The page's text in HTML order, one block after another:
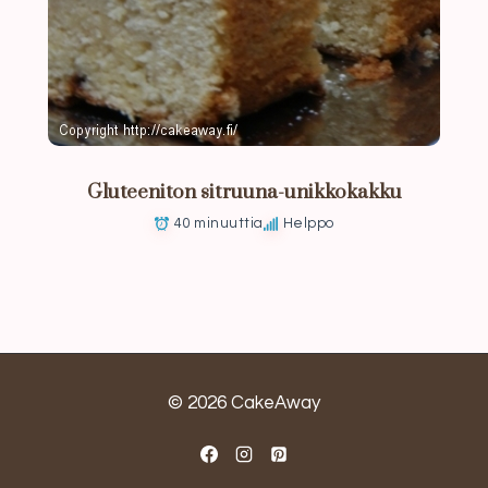
Gluteeniton sitruuna-unikkokakku
40 minuuttia Helppo
© 2026 CakeAway